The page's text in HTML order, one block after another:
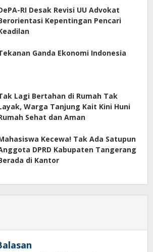
RI Desak Revisi UU Advokat
Kepentingan Pencari
Ganda Ekonomi Indonesia
Lagi Bertahan di Rumah Tak
Warga Tanjung Kait Kini Huni
Sehat dan Aman
Kecewa! Tak Ada Satupun
DPRD Kabupaten Tangerang
di Kantor